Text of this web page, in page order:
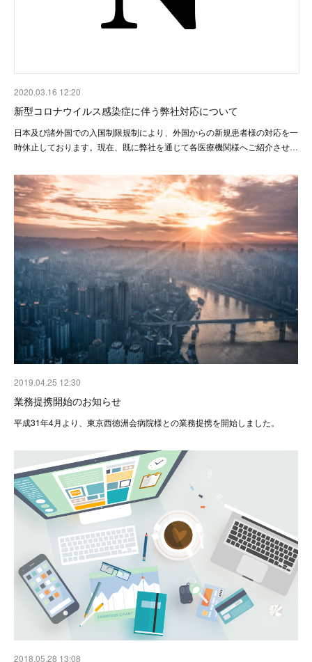
2020.03.16 12:20
新型コロナウイルス感染症に伴う弊社対応について
日本及び諸外国での入国制限規制により、外国からの新規患者様の対応を一
時休止しております。現在、既に弊社を通じて各医療機関様へご紹介させ…
2019.04.25 12:30
業務提携開始のお知らせ
平成31年4月より、東京西徳洲会病院様との業務提携を開始しました。
2018.05.28 13:08